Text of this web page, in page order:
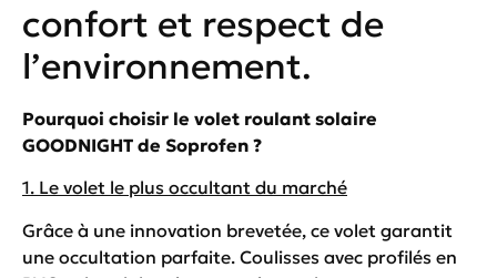
confort et respect de
l’environnement.
Pourquoi choisir le volet roulant solaire
GOODNIGHT de Soprofen ?
1. Le volet le plus occultant du marché
Grâce à une innovation brevetée, ce volet garantit
une occultation parfaite. Coulisses avec profilés en